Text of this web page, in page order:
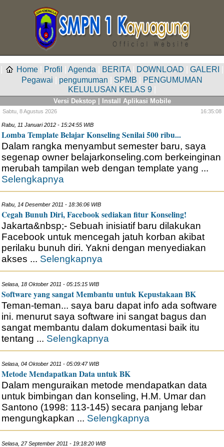
Home Profil Agenda BERITA DOWNLOAD GALERI
Pegawai
pengumuman SPMB
PENGUMUMAN
KELULUSAN KELAS 9
Versi Dekstop| Install Aplikasi Mobile
Sabtu, 8 Agustus 2026 16:35:08
Rabu, 11 Januari 2012 - 15:24:55 WIB
Lomba Template Belajar Konseling Senilai 500 ribu...
Dalam rangka menyambut semester baru, saya
segenap owner belajarkonseling.com berkeinginan
merubah tampilan web dengan template yang ...
Selengkapnya
Rabu, 14 Desember 2011 - 18:36:06 WIB
Cegah Bunuh Diri, Facebook sediakan fitur Konseling!
Jakarta&nbsp;- Sebuah inisiatif baru dilakukan
Facebook untuk mencegah jatuh korban akibat
perilaku bunuh diri. Yakni dengan menyediakan
akses ... Selengkapnya
Selasa, 18 Oktober 2011 - 05:15:15 WIB
Software yang sangat Membantu untuk Kepustakaan BK
Teman-teman... saya baru dapat info ada software
ini. menurut saya software ini sangat bagus dan
sangat membantu dalam dokumentasi baik itu
tentang ... Selengkapnya
Selasa, 04 Oktober 2011 - 05:09:47 WIB
Metode Mendapatkan Data untuk BK
Dalam menguraikan metode mendapatkan data
untuk bimbingan dan konseling, H.M. Umar dan
Santono (1998: 113-145) secara panjang lebar
mengungkapkan ... Selengkapnya
Selasa, 27 September 2011 - 19:18:20 WIB